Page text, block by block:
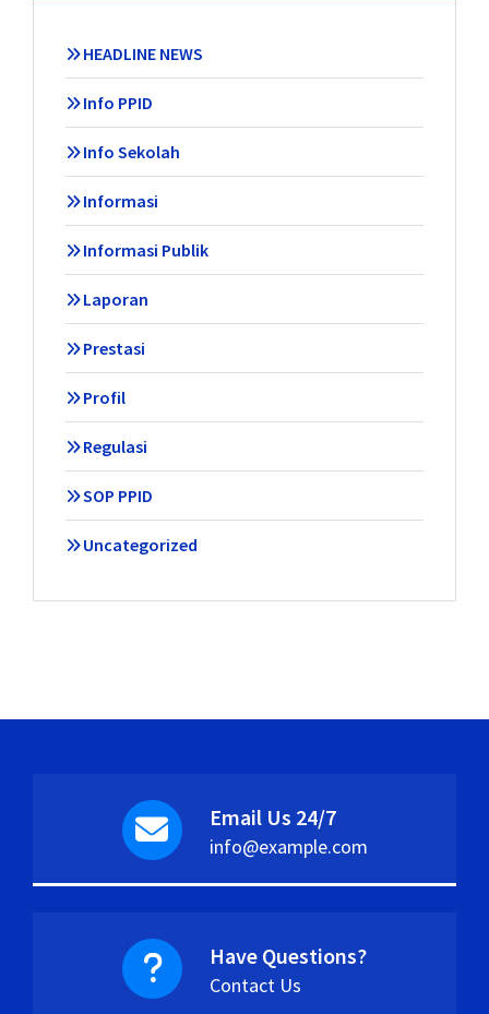
HEADLINE NEWS
Info PPID
Info Sekolah
Informasi
Informasi Publik
Laporan
Prestasi
Profil
Regulasi
SOP PPID
Uncategorized
Email Us 24/7
info@example.com
Have Questions?
Contact Us